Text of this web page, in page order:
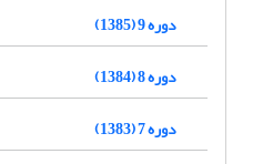
دوره 9 (1385)
دوره 8 (1384)
دوره 7 (1383)